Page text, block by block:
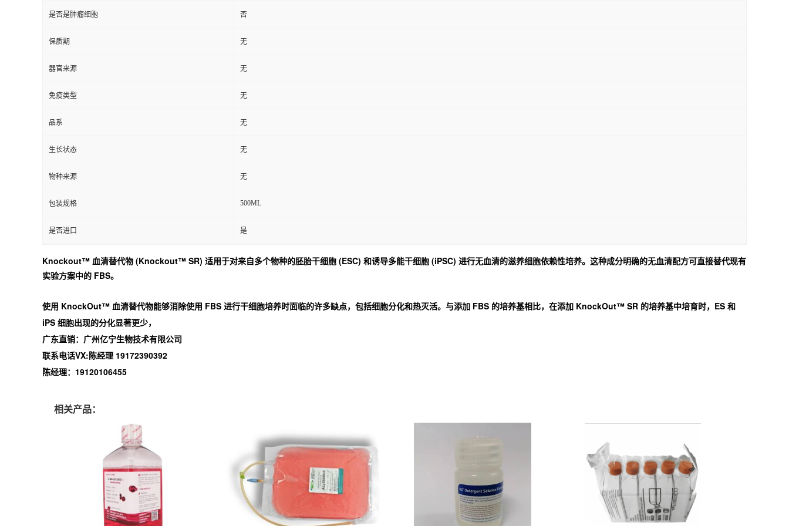
是否是肿瘤细胞 否
保质期 无
器官来源 无
免疫类型 无
品系 无
生长状态 无
物种来源 无
包装规格 500ML
是否进口 是
Knockout™ 血清替代物 (Knockout™ SR) 适用于对来自多个物种的胚胎干细胞 (ESC) 和诱导多能干细胞 (iPSC) 进行无血清的滋养细胞依赖性培养。这种成分明确的无血清配方可直接替代现有
实验方案中的 FBS。
使用 KnockOut™ 血清替代物能够消除使用 FBS 进行干细胞培养时面临的许多缺点，包括细胞分化和热灭活。与添加 FBS 的培养基相比，在添加 KnockOut™ SR 的培养基中培育时，ES 和
iPS 细胞出现的分化显著更少，
广东直销：广州亿宁生物技术有限公司
联系电话VX:陈经理 19172390392
陈经理：19120106455
相关产品：